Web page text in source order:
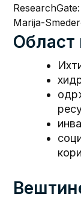
ResearchGate:
Marija-